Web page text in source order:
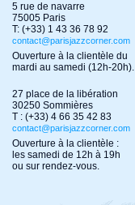
5 rue de navarre
75005 Paris
T: (+33) 1 43 36 78 92
contact@parisjazzcorner.com
Ouverture à la clientèle du
mardi au samedi (12h-20h).
27 place de la libération
30250 Sommières
T : (+33) 4 66 35 42 83
contact@parisjazzcorner.com
Ouverture à la clientèle :
les samedi de 12h à 19h
ou sur rendez-vous.